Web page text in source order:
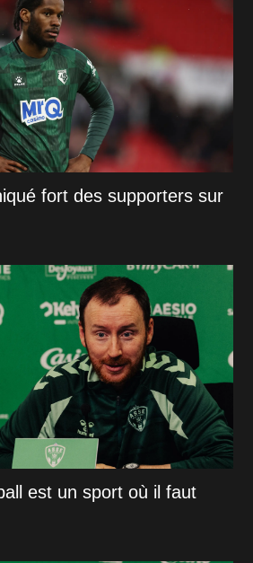
fort des supporters sur
est un sport où il faut